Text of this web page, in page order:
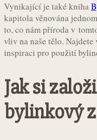
Vynikající je také kniha
kapitola věnována
to, co nám příroda v
vliv na naše tělo.
inspiraci pro použití
Jak si
bylinkový